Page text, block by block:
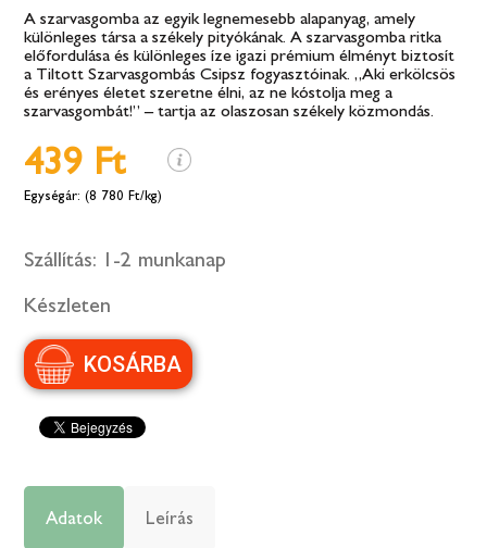
A szarvasgomba az egyik legnemesebb alapanyag, amely
különleges társa a székely pityókának. A szarvasgomba ritka
előfordulása és különleges íze igazi prémium élményt biztosít
a Tiltott Szarvasgombás Csipsz fogyasztóinak. „Aki erkölcsös
és erényes életet szeretne élni, az ne kóstolja meg a
szarvasgombát!” – tartja az olaszosan székely közmondás.
439 Ft
(8 780 Ft/kg)
Szállítás: 1-2 munkanap
Készleten
Adatok Leírás